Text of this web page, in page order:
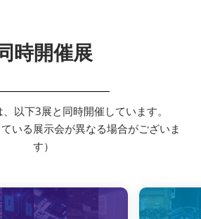
時開催展
以下3展と同時開催しています。
ている展示会が異なる場合がございま
す）